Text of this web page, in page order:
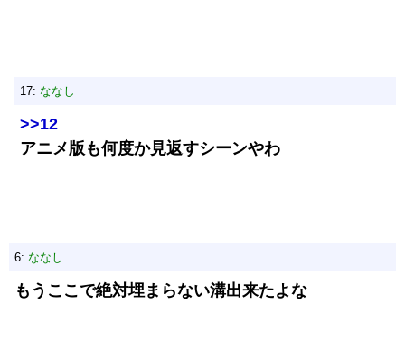
17: ななし
>>12
アニメ版も何度か見返すシーンやわ
6: ななし
もうここで絶対埋まらない溝出来たよな